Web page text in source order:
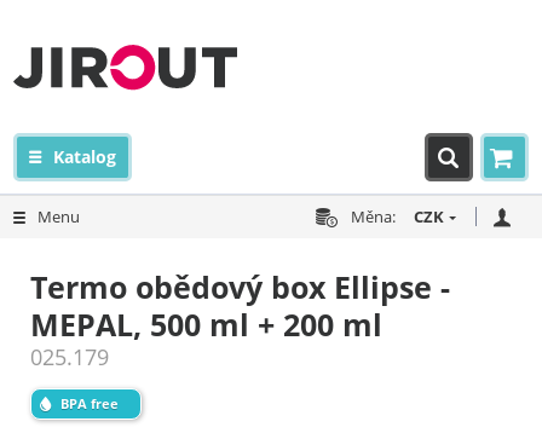
Katalog
Menu Měna: CZK
Termo obědový box Ellipse -
MEPAL, 500 ml + 200 ml
025.179
BPA free